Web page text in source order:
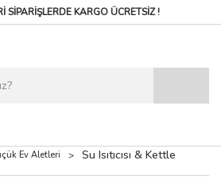
SİPARİŞLERDEKARGO ÜCRETSİZ !
Ev Aletleri Su Isıtıcısı & Kettle